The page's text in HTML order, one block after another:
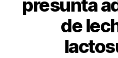
presunta
de